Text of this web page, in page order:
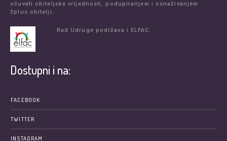
očuvati obiteljske vrijednosti, podupiranjem i osnaživanjem
3plus obitelji.
Rad Udruge podržava i ELFAC.
Dostupni i na:
FACEBOOK
TWITTER
INSTAGRAM